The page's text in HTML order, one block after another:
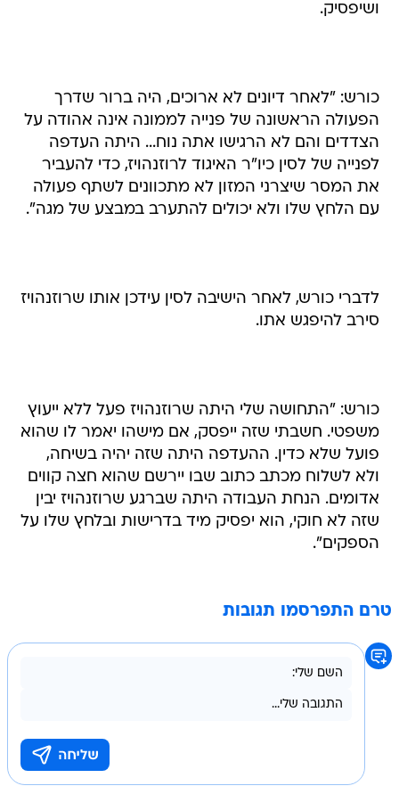
ושיפסיק.
כורש: "לאחר דיונים לא ארוכים, היה ברור שדרך
הפעולה הראשונה של פנייה לממונה אינה אהודה על
הצדדים והם לא הרגישו אתה נוח... היתה העדפה
לפנייה של לסין כיו"ר האיגוד לרוזנהויז, כדי להעביר
את המסר שיצרני המזון לא מתכוונים לשתף פעולה
עם הלחץ שלו ולא יכולים להתערב במבצע של מגה".
לדברי כורש, לאחר הישיבה לסין עידכן אותו שרוזנהויז
סירב להיפגש אתו.
כורש: "התחושה שלי היתה שרוזנהויז פעל ללא ייעוץ
משפטי. חשבתי שזה ייפסק, אם מישהו יאמר לו שהוא
פועל שלא כדין. ההעדפה היתה שזה יהיה בשיחה,
ולא לשלוח מכתב כתוב שבו יירשם שהוא חצה קווים
אדומים. הנחת העבודה היתה שברגע שרוזנהויז יבין
שזה לא חוקי, הוא יפסיק מיד בדרישות ובלחץ שלו על
הספקים".
טרם התפרסמו תגובות